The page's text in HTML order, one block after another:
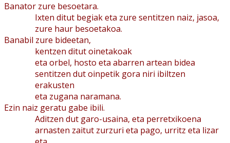
Banator zure besoetara.
Ixten ditut begiak eta zure sentitzen naiz, jasoa,
zure haur besoetakoa.
Banabil zure bideetan,
kentzen ditut oinetakoak
eta orbel, hosto eta abarren artean bidea
sentitzen dut oinpetik gora niri ibiltzen
erakusten
eta zugana naramana.
Ezin naiz geratu gabe ibili.
Aditzen dut garo-usaina, eta perretxikoena
arnasten zaitut zurzuri eta pago, urritz eta lizar